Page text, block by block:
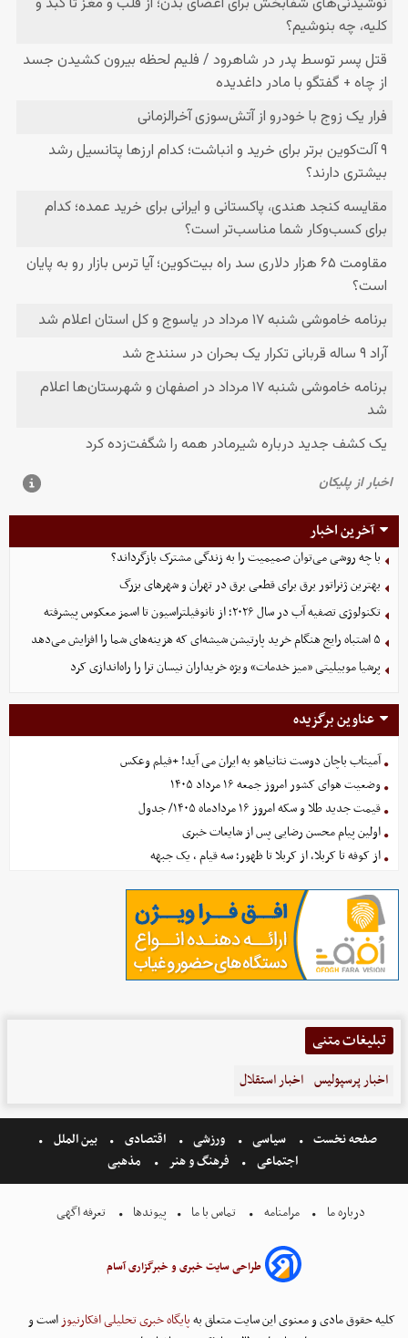
آخرین اخبار
با چه روشی می‌توان صمیمیت را به زندگی مشترک بازگرداند؟
بهترین ژنراتور برق برای قطعی برق در تهران و شهرهای بزرگ
تکنولوژی تصفیه آب در سال ۲۰۲۶؛ از نانوفیلتراسیون تا اسمز معکوس پیشرفته
۵ اشتباه رایج هنگام خرید پارتیشن شیشه‌ای که هزینه‌های شما را افزایش می‌دهد
پرشیا موبیلیتی «میز خدمات» ویژه خریداران نیسان ترا را راه‌اندازی کرد
عناوین برگزیده
آمیتاب باچان دوست نتانیاهو به ایران می آید! +فیلم وعکس
وضعیت هوای کشور امروز جمعه ۱۶ مرداد ۱۴۰۵
قیمت جدید طلا و سکه امروز ۱۶ مردادماه ۱۴۰۵/ جدول
اولین پیام محسن رضایی پس از شایعات خبری
از کوفه تا کربلا، از کربلا تا ظهور؛ سه قیام ، یک جبهه
تبلیغات متنی
اخبار پرسپولیس اخبار استقلال
صفحه نخست سیاسی ورزشی اقتصادی
بین الملل
اجتماعی
فرهنگ و هنر مذهبی
درباره ما مرامنامه تماس با ما پیوندها تعرفه اگهی
طراحی سایت خبری و خبرگزاری آسام
کلیه حقوق مادی و معنوی این سایت متعلق بهپایگاه خبری تحلیلی افکارنیوزاست و